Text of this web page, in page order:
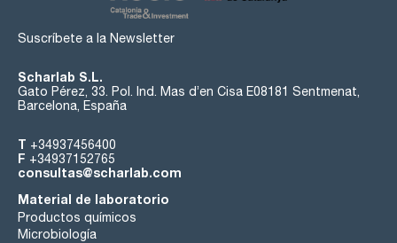
Suscríbete a la Newsletter
Scharlab S.L.
Gato Pérez, 33. Pol. Ind. Mas d’en Cisa E08181 Sentmenat,
Barcelona, España
T +34937456400
F +34937152765
consultas@scharlab.com
Material de laboratorio
Productos químicos
Microbiología